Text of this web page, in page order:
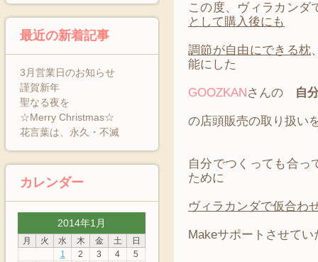
最近の新着記事
3月営業日のお知らせ
謹賀新年
聖なる夜を
☆Merry Christmas☆
花言葉は、永久・不滅
カレンダー
2014年1月
月 火 水 木 金 土 日
1 2 3 4
5
この度、ヴィラカンダ
として購入後にも
調節が自由にできる枕
能にした
GOOZKANさんの 自
の店頭販売の取り扱い
自分でつくっても合っ
ために
ヴィラカンダで仮合わ
Makeサポートさせ